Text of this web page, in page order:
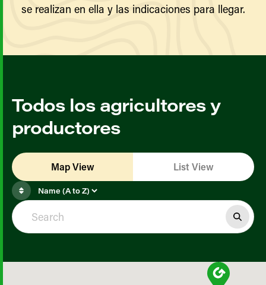
se realizan en ella y las indicaciones para llegar.
Todos los agricultores y
productores
Map View List View